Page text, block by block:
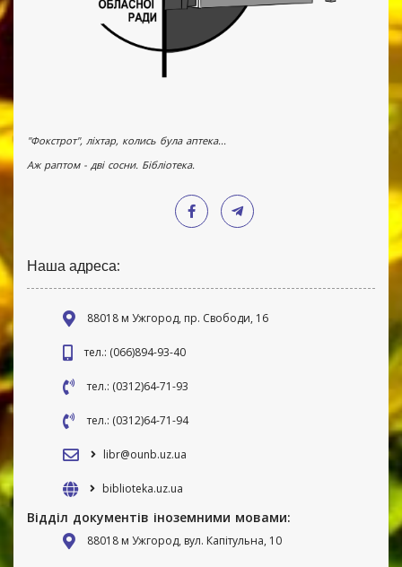
"Фокстрот", ліхтар, колись була аптека...
Аж раптом - дві сосни. Бібліотека.
Наша адреса:
88018 м Ужгород, пр. Свободи, 16
тел.: (066)894-93-40
тел.: (0312)64-71-93
тел.: (0312)64-71-94
libr@ounb.uz.ua
biblioteka.uz.ua
Відділ документів іноземними мовами:
88018 м Ужгород, вул. Капітульна, 10